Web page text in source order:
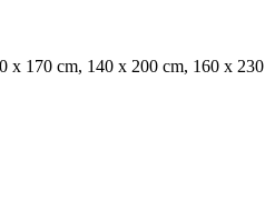
x 170 cm, 140 x 200 cm, 160 x